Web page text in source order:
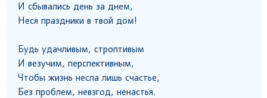
И сбывались день за днем,
Неся праздники в твой дом!
Будь удачливым, строптивым
И везучим, перспективным,
Чтобы жизнь несла лишь счастье,
Без проблем, невзгод, ненастья.